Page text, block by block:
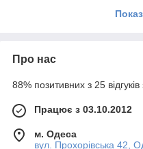
вона здатна живити велику
Про нас
88% позитивних з 25 відгуків
Працює з 03.10.2012
м. Одеса
вул. Прохорівська 42,